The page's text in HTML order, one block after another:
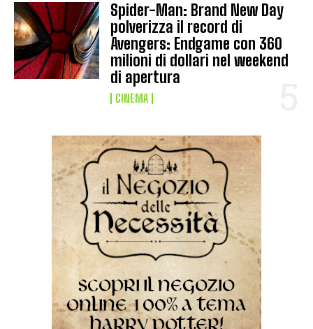
Spider-Man: Brand New Day
polverizza il record di
Avengers: Endgame con 360
milioni di dollari nel weekend
di apertura
CINEMA